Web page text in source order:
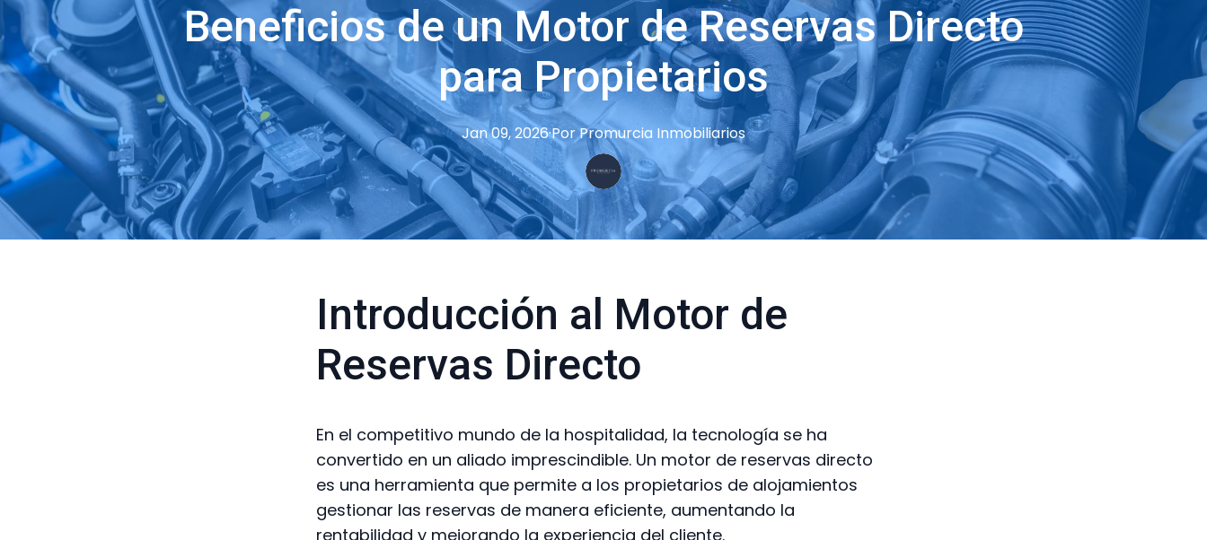
Beneficios de un Motor de Reservas Directo
para Propietarios
Jan 09, 2026·PorPromurcia Inmobiliarios
Introducción al Motor de
Reservas Directo
En el competitivo mundo de la hospitalidad, la tecnología se ha
convertido en un aliado imprescindible. Un motor de reservas directo
es una herramienta que permite a los propietarios de alojamientos
gestionar las reservas de manera eficiente, aumentando la
rentabilidad y mejorando la experiencia del cliente.